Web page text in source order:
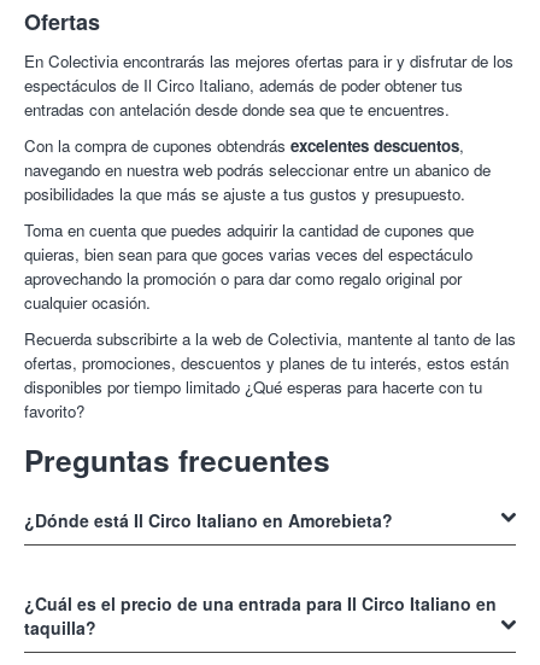
Ofertas
En Colectivia encontrarás las mejores ofertas para ir y disfrutar de los
espectáculos de Il Circo Italiano, además de poder obtener tus
entradas con antelación desde donde sea que te encuentres.
Con la compra de cupones obtendrás excelentes descuentos,
navegando en nuestra web podrás seleccionar entre un abanico de
posibilidades la que más se ajuste a tus gustos y presupuesto.
Toma en cuenta que puedes adquirir la cantidad de cupones que
quieras, bien sean para que goces varias veces del espectáculo
aprovechando la promoción o para dar como regalo original por
cualquier ocasión.
Recuerda subscribirte a la web de Colectivia, mantente al tanto de las
ofertas, promociones, descuentos y planes de tu interés, estos están
disponibles por tiempo limitado ¿Qué esperas para hacerte con tu
favorito?
Preguntas frecuentes
¿Dónde está Il Circo Italiano en Amorebieta?
48340, específicamente en el Parking de Camiones, asiste junto a tus
seres queridos y regálales una grata sorpresa en uno de los mejores
circos del país.
¿Cuál es el precio de una entrada para Il Circo Italiano en
taquilla?